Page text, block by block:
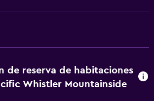
de reserva de habitaciones
Whistler Mountainside